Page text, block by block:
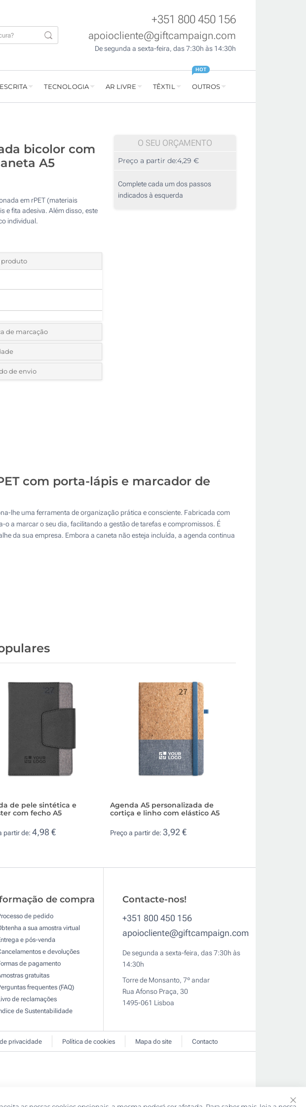
+351 800 450 156
apoiocliente@giftcampaign.com
De segunda a sexta-feira, das 7:30h às 14:30h
ESCRITA TECNOLOGIA AR LIVRE TÊXTIL OUTROS
HOT
bicolor com
A5
em rPET (materiais
e fita adesiva. Além disso, este
individual.
produto
de marcação
e as cores do logotipo:
Atualizar
de envio
O SEU ORÇAMENTO
Preço a partir de:4,29 €
Complete cada um dos passos
indicados à esquerda
com porta-lápis e marcador de
lhe uma ferramenta de organização prática e consciente. Fabricada com
a marcar o seu dia, facilitando a gestão de tarefas e compromissos. É
da sua empresa. Embora a caneta não esteja incluída, a agenda continua
de pele sintética e
com fecho A5
partir de: 4,98 €
Agenda A5 personalizada de
cortiça e linho com elástico A5
Preço a partir de: 3,92 €
de compra
de pedido
a sua amostra virtual
e pós-venda
e devoluções
de pagamento
gratuitas
frequentes (FAQ)
de reclamaçōes
de Sustentabilidade
Contacte-nos!
+351 800 450 156
apoiocliente@giftcampaign.com
De segunda a sexta-feira, das 7:30h às
14:30h
Torre de Monsanto, 7º andar
Rua Afonso Praça, 30
1495-061 Lisboa
privacidade Política de cookies Mapa do site Contacto